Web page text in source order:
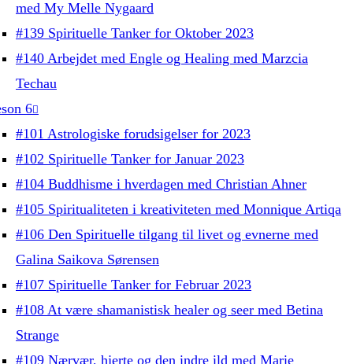
med My Melle Nygaard
#139 Spirituelle Tanker for Oktober 2023
#140 Arbejdet med Engle og Healing med Marzcia
Techau
6
#101 Astrologiske forudsigelser for 2023
#102 Spirituelle Tanker for Januar 2023
#104 Buddhisme i hverdagen med Christian Ahner
#105 Spiritualiteten i kreativiteten med Monnique Artiqa
#106 Den Spirituelle tilgang til livet og evnerne med
Galina Saikova Sørensen
#107 Spirituelle Tanker for Februar 2023
#108 At være shamanistisk healer og seer med Betina
Strange
#109 Nærvær, hjerte og den indre ild med Marie